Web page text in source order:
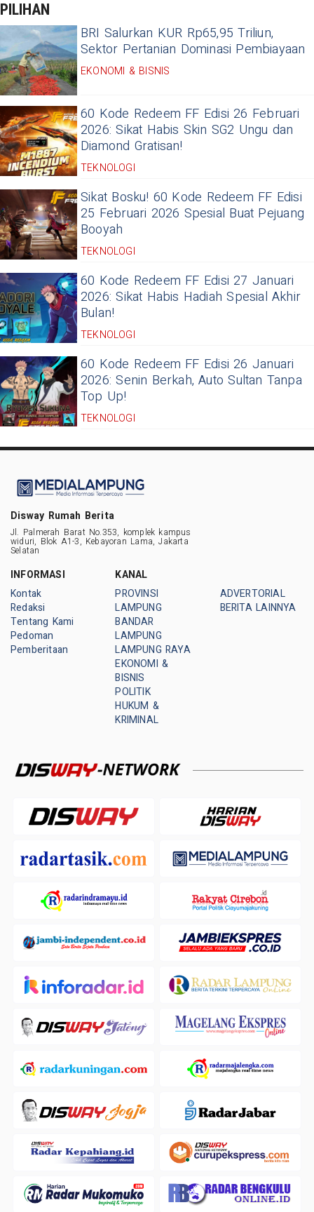
PILIHAN
BRI Salurkan KUR Rp65,95 Triliun,
Sektor Pertanian Dominasi Pembiayaan
EKONOMI & BISNIS
60 Kode Redeem FF Edisi 26 Februari
2026: Sikat Habis Skin SG2 Ungu dan
Diamond Gratisan!
TEKNOLOGI
Sikat Bosku! 60 Kode Redeem FF Edisi
25 Februari 2026 Spesial Buat Pejuang
Booyah
TEKNOLOGI
60 Kode Redeem FF Edisi 27 Januari
2026: Sikat Habis Hadiah Spesial Akhir
Bulan!
TEKNOLOGI
60 Kode Redeem FF Edisi 26 Januari
2026: Senin Berkah, Auto Sultan Tanpa
Top Up!
TEKNOLOGI
Disway Rumah Berita
Jl. Palmerah Barat No.353, komplek kampus
widuri, Blok A1-3, Kebayoran Lama, Jakarta
Selatan
INFORMASI
Kontak
Redaksi
Tentang Kami
Pedoman
Pemberitaan
KANAL
PROVINSI
LAMPUNG
BANDAR
LAMPUNG
LAMPUNG RAYA
EKONOMI &
BISNIS
POLITIK
HUKUM &
KRIMINAL
ADVERTORIAL
BERITA LAINNYA